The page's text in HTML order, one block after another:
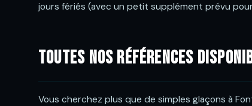
jours fériés (avec un petit supplément prévu
Toutes nos références
Vous cherchez plus que de simples glaçons à